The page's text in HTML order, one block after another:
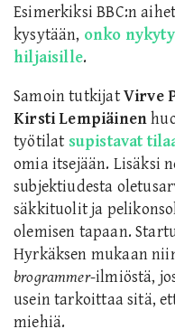
Esimerkiksi BBC:n
kysytään, onko
hiljaisille.
Samoin tutkijatVirve
Kirsti Lempiäinen
työtilat supistavat
omia itsejään. Lisäksi
subjektiudesta
säkkituolit ja
olemisen tapaan.
Hyrkäksen mukaan
brogrammer-ilmiöstä,
usein tarkoittaa sitä,
miehiä.